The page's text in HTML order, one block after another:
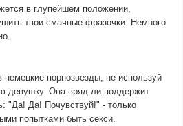
в глупейшем положении,
твои смачные фразочки. Немного
немецкие порнозвезды, не используй
девушку. Она вряд ли поддержит
"Да! Да! Почувствуй!" - только
попытками быть секси.